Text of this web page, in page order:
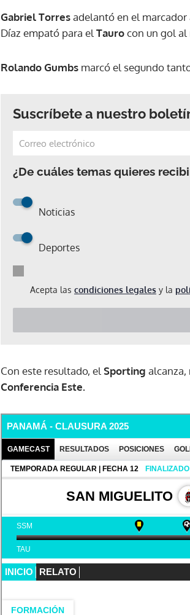
Gabriel Torresadelantó en el marcador
Díaz empató para el Taurocon un gol al
Rolando Gumbs marcó el segundo
Suscríbete a nuestro
¿De cuáles temas quieres
Noticias
Deportes
Acepta las condiciones legales y la
Con este resultado, el Sporting alcanza,
Conferencia Este.